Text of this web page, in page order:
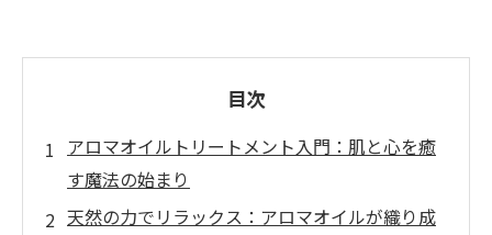
目次
アロマオイルトリートメント入門：肌と心を癒
す魔法の始まり
天然の力でリラックス：アロマオイルが織り成